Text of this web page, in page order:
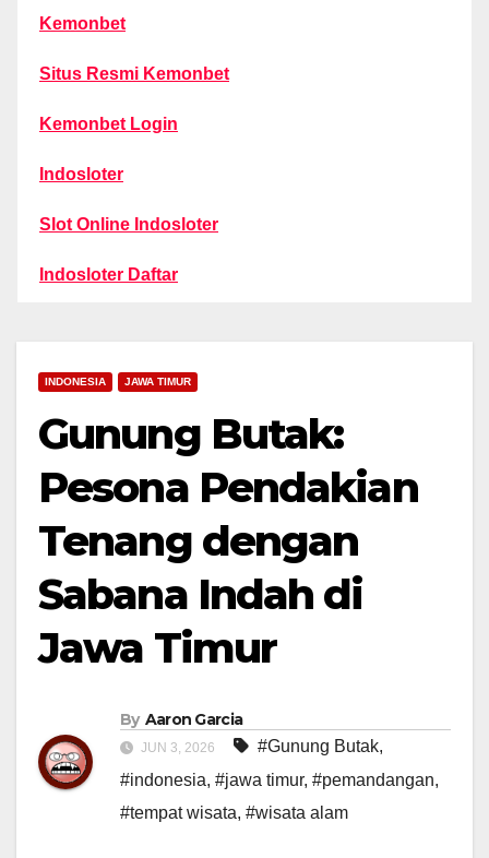
Kemonbet
Situs Resmi Kemonbet
Kemonbet Login
Indosloter
Slot Online Indosloter
Indosloter Daftar
INDONESIA JAWA TIMUR
Gunung Butak:
Pesona Pendakian
Tenang dengan
Sabana Indah di
Jawa Timur
By Aaron Garcia
JUN 3, 2026 #Gunung Butak,
#indonesia, #jawa timur, #pemandangan,
#tempat wisata, #wisata alam